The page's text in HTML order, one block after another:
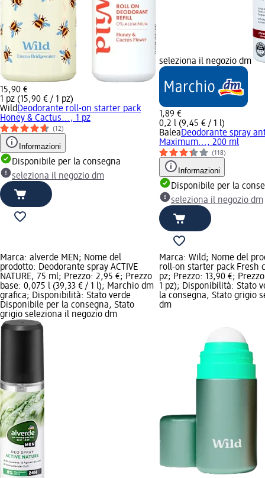
15,90 €
1 pz (15,90 € / 1 pz)
WildDeodorante roll-on starter pack
Honey & Cactus..., 1 pz
(12)
Informazioni
Disponibile per la consegna
seleziona il negozio dm
seleziona il negozio dm
1,89 €
0,2 l (9,45 € / 1 l)
BaleaDeodorante spray
Maximum..., 200 ml
(118)
Informazioni
Disponibile per la
seleziona il negozio dm
Marca: alverde MEN; Nome del
prodotto: Deodorante spray ACTIVE
NATURE, 75 ml; Prezzo: 2,95 €; Prezzo
base: 0,075 l (39,33 € / 1 l); Marchio dm
grafica; Disponibilità: Stato verde
Disponibile per la consegna, Stato
grigio seleziona il negozio dm
Marca: Wild; Nome del
roll-on starter pack Fresh
pz; Prezzo: 13,90 €;
1 pz); Disponibilità: Stato
la consegna, Stato grigio
dm